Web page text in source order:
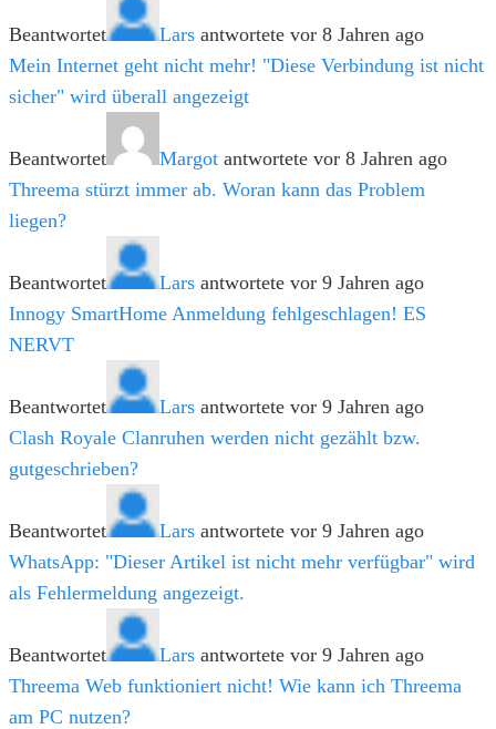
Beantwortet Lars antwortete vor 8 Jahren ago
Mein Internet geht nicht mehr! "Diese Verbindung ist nicht
sicher" wird überall angezeigt
Beantwortet Margot antwortete vor 8 Jahren ago
Threema stürzt immer ab. Woran kann das Problem
liegen?
Beantwortet Lars antwortete vor 9 Jahren ago
Innogy SmartHome Anmeldung fehlgeschlagen! ES
NERVT
Beantwortet Lars antwortete vor 9 Jahren ago
Clash Royale Clanruhen werden nicht gezählt bzw.
gutgeschrieben?
Beantwortet Lars antwortete vor 9 Jahren ago
WhatsApp: "Dieser Artikel ist nicht mehr verfügbar" wird
als Fehlermeldung angezeigt.
Beantwortet Lars antwortete vor 9 Jahren ago
Threema Web funktioniert nicht! Wie kann ich Threema
am PC nutzen?